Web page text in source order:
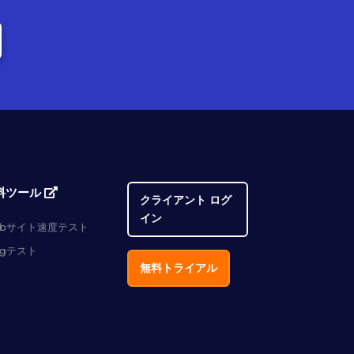
ツール
サイト速度テスト
テスト
クライアント ログ
イン
無料トライアル